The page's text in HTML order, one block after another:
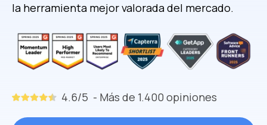
la herramienta mejor valorada del mercado.
4.6/5 - Más de 1.400 opiniones